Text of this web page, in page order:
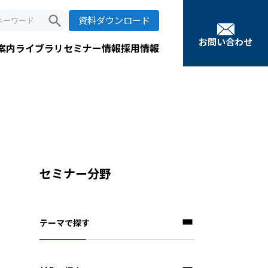
search 資料ダウンロード
内ライブラリセミナー情報採用情報 お問い合わせ
セミナー分野
テーマで探す